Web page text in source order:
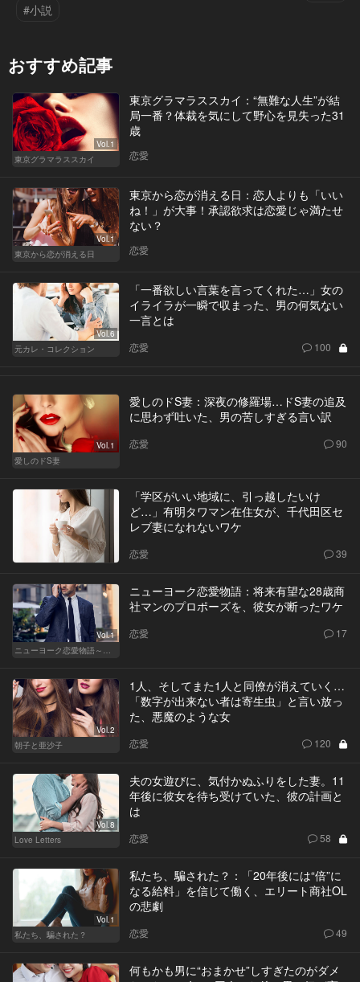
#小説
おすすめ記事
Vol.1
東京グラマラススカイ
東京グラマラススカイ：“無難な人生”が結
局一番？体裁を気にして野心を見失った31
歳
恋愛
Vol.1
東京から恋が消える日
東京から恋が消える日：恋人よりも「いい
ね！」が大事！承認欲求は恋愛じゃ満たせ
ない？
恋愛
Vol.6
元カレ・コレクション
「一番欲しい言葉を言ってくれた…」女の
イライラが一瞬で収まった、男の何気ない
一言とは
恋愛 100
Vol.1
愛しのドS妻
愛しのドS妻：深夜の修羅場…ドS妻の追及
に思わず吐いた、男の苦しすぎる言い訳
恋愛 90
「学区がいい地域に、引っ越したいけ
ど…」有明タワマン在住女が、千代田区セ
レブ妻になれないワケ
恋愛 39
Vol.1
ニューヨーク恋愛物語～商社マン遥斗の場合～
ニューヨーク恋愛物語：将来有望な28歳商
社マンのプロポーズを、彼女が断ったワケ
恋愛 17
Vol.2
朝子と亜沙子
1人、そしてまた1人と同僚が消えていく…
「数字が出来ない者は寄生虫」と言い放っ
た、悪魔のような女
恋愛 120
Vol.8
Love Letters
夫の女遊びに、気付かぬふりをした妻。11
年後に彼女を待ち受けていた、彼の計画と
は
恋愛 58
Vol.1
私たち、騙された？
私たち、騙された？：「20年後には“倍”に
なる給料」を信じて働く、エリート商社OL
の悲劇
恋愛 49
何もかも男に“おまかせ”しすぎたのがダメ